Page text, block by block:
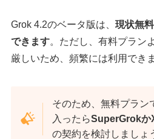
Grok 4.2のベータ版は、 現状無
できます。ただし、有料プラン
厳しいため、頻繁には利用でき
そのため、無料プラン
入ったらSuperGrokか
の契約を検討しましょ